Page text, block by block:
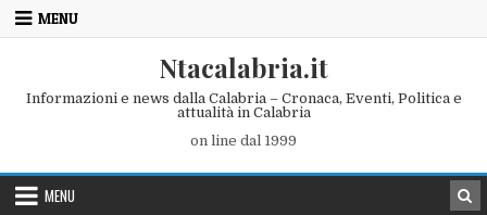
Skip to content
MENU
Ntacalabria.it
Informazioni e news dalla Calabria – Cronaca, Eventi, Politica e
attualità in Calabria
on line dal 1999
MENU